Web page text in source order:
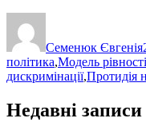
Семенюк Євгенія
політика,Модель рівності
дискримінації,Протидія
Недавні записи